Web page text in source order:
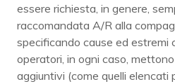
essere richiesta, in genere,
raccomandata A/R alla
specificando cause ed estremi
operatori, in ogni caso,
aggiuntivi (come quelli elencati